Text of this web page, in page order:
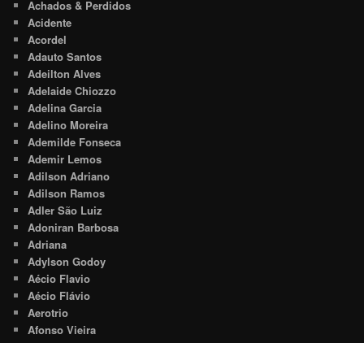
Achados & Perdidos
Acidente
Acordel
Adauto Santos
Adeilton Alves
Adelaide Chiozzo
Adelina Garcia
Adelino Moreira
Ademilde Fonseca
Ademir Lemos
Adilson Adriano
Adilson Ramos
Adler São Luiz
Adoniran Barbosa
Adriana
Adylson Godoy
Aécio Flavio
Aécio Flávio
Aerotrio
Afonso Vieira